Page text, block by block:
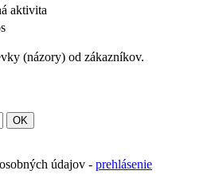
aktivita
(názory) od zákazníkov.
OK
údajov - prehlásenie